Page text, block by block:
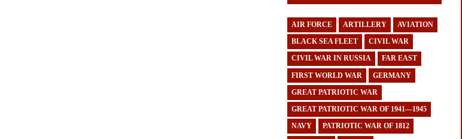
AIR FORCE ARTILLERY AVIATION
BLACK SEA FLEET CIVIL WAR
CIVIL WAR IN RUSSIA FAR EAST
FIRST WORLD WAR GERMANY
GREAT PATRIOTIC WAR
GREAT PATRIOTIC WAR OF 1941—1945
NAVY PATRIOTIC WAR OF 1812